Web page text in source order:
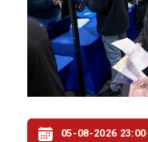
05-08-2026 23:00